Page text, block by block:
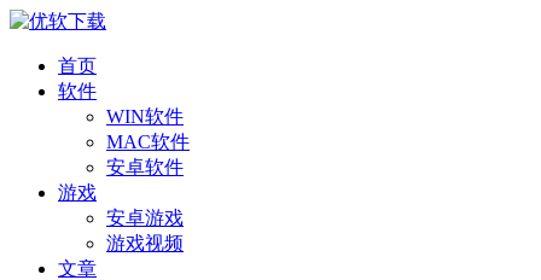
首页
软件
WIN软件
MAC软件
安卓软件
游戏
安卓游戏
游戏视频
文章